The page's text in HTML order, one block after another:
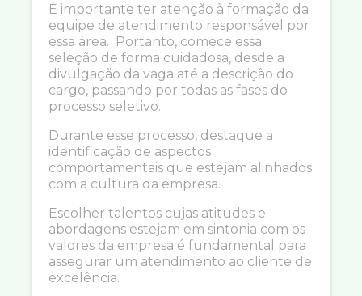
É importante ter atenção à formação da
equipe de atendimento responsável por
essa área. Portanto, comece essa
seleção de forma cuidadosa, desde a
divulgação da vaga até a descrição do
cargo, passando por todas as fases do
processo seletivo.
Durante esse processo, destaque a
identificação de aspectos
comportamentais que estejam alinhados
com a cultura da empresa.
Escolher talentos cujas atitudes e
abordagens estejam em sintonia com os
valores da empresa é fundamental para
assegurar um atendimento ao cliente de
excelência.